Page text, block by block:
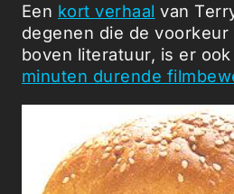
Een kort verhaal van
degenen die de voorkeur
boven literatuur, is er
minuten durende